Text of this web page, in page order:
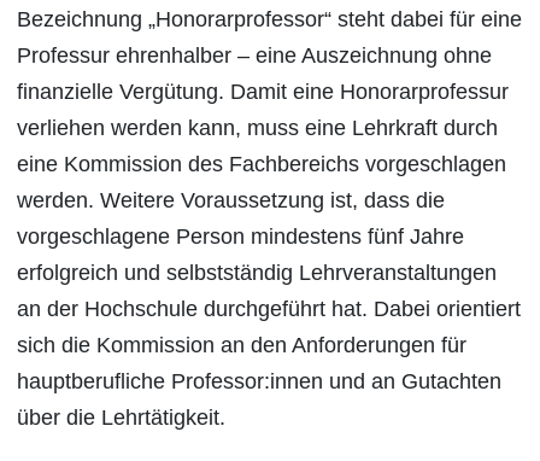
Bezeichnung „Honorarprofessor“ steht dabei für eine
Professur ehrenhalber – eine Auszeichnung ohne
finanzielle Vergütung. Damit eine Honorarprofessur
verliehen werden kann, muss eine Lehrkraft durch
eine Kommission des Fachbereichs vorgeschlagen
werden. Weitere Voraussetzung ist, dass die
vorgeschlagene Person mindestens fünf Jahre
erfolgreich und selbstständig Lehrveranstaltungen
an der Hochschule durchgeführt hat. Dabei orientiert
sich die Kommission an den Anforderungen für
hauptberufliche Professor:innen und an Gutachten
über die Lehrtätigkeit.